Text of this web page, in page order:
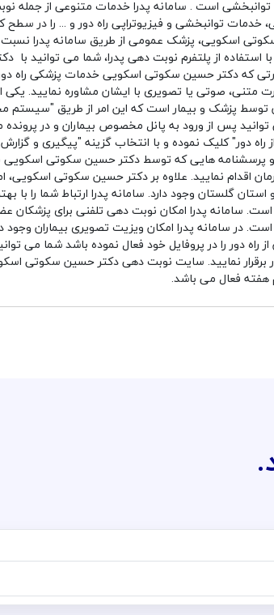
است . سامانه پدرا خدمات متنوعی از جمله
خدمات توانبخشی و فیزیوتراپی راه دور و ... را در سطح
اسکویی، پزشک عمومی از طریق سامانه پدرا
استفاده از پلتفرم نوبت دهی پدرا، شما می توانید
که دکتر حسین سکوتی اسکویی خدمات پزشکی راه دور
متنی، صوتی یا تصویری با ایشان مشاوره نمایید. یکی
توسط پزشک و بیمار است که این امر از طریق
پس از ورود به پانل مخصوص بیماران و در
راه دور" کلیک نموده و با انتخاب گزینه "پیگیری و
و پرسشنامه هایی که توسط دکتر حسین سکوتی
اقدام نمایید. علاوه بر دکتر حسین سکوتی اسکویی،
گلستان وجود دارد. سامانه پدرا ارتباط شما را با
سامانه پدرا امکان نوبت دهی تلفنی برای پزشکان
در سامانه پدرا امکان ویزیت تصویری بیماران
راه دور را در پروفایل خود فعال نموده باشد شما می
برقرار نمایید. سایت نوبت دهی دکتر حسین سکوتی
هفته فعال می باشد.